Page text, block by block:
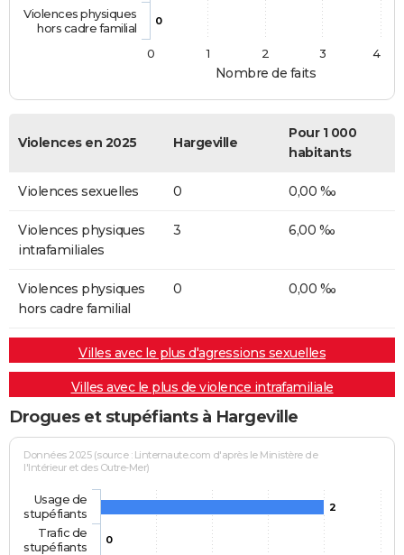
Nombre de faits
0
Violences physiques
hors cadre familial
0
1 2 3 4
Violences en 2025 Hargeville
Pour 1 000
habitants
Violences sexuelles 0 0,00 ‰
Violences physiques
intrafamiliales
3 6,00 ‰
Violences physiques
hors cadre familial
0 0,00 ‰
Villes avec le plus d'agressions sexuelles
Villes avec le plus de violence intrafamiliale
Drogues et stupéfiants à Hargeville
Données 2025 (source : Linternaute.com d'après le Ministère de
l'Intérieur et des Outre-Mer)
2
0
Usage de
stupéfiants
Trafic de
stupéfiants